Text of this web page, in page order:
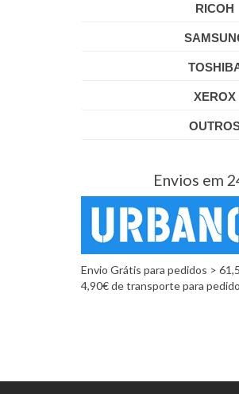
RICOH
XEROX
Envios em
Envio Grátis para pedidos >
4,90€ de transporte para